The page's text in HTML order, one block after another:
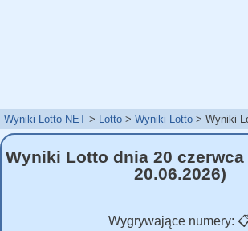
Wyniki Lotto NET Lotto Wyniki Lotto Wyniki
Wyniki Lotto dnia 20 czerwca
20.06.2026)
Wygrywające numery: